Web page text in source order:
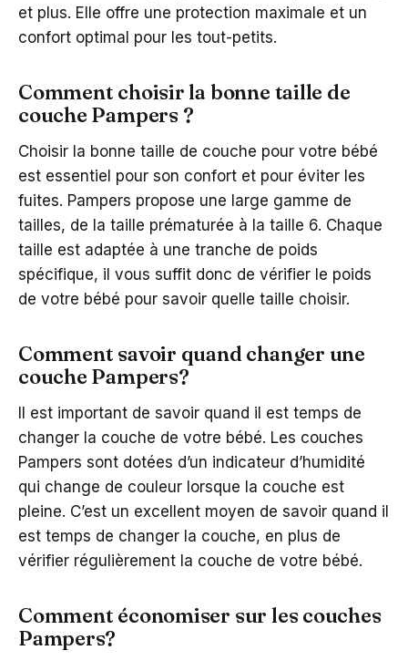
et plus. Elle offre une protection maximale et un
confort optimal pour les tout-petits.
Comment choisir la bonne taille de
couche Pampers ?
Choisir la bonne taille de couche pour votre bébé
est essentiel pour son confort et pour éviter les
fuites. Pampers propose une large gamme de
tailles, de la taille prématurée à la taille 6. Chaque
taille est adaptée à une tranche de poids
spécifique, il vous suffit donc de vérifier le poids
de votre bébé pour savoir quelle taille choisir.
Comment savoir quand changer une
couche Pampers?
Il est important de savoir quand il est temps de
changer la couche de votre bébé. Les couches
Pampers sont dotées d’un indicateur d’humidité
qui change de couleur lorsque la couche est
pleine. C’est un excellent moyen de savoir quand il
est temps de changer la couche, en plus de
vérifier régulièrement la couche de votre bébé.
Comment économiser sur les couches
Pampers?